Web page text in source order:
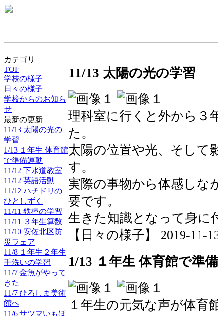
カテゴリ
TOP
学校の様子
日々の様子
学校からのお知ら
せ
最新の更新
11/13 太陽の光の
学習
1/13 １年生 体育館
で準備運動
11/12 下水道教室
11/12 英語活動
11/12 ハチドリの
ひとしずく
11/11 鉄棒の学習
11/11 ３年生算数
11/10 安佐北区防
災フェア
11/8 １年生２年生
手洗いの学習
11/7 金魚がやって
きた
11/7 ひろしま美術
館へ
11/6 サツマいもほ
11/13 太陽の光の学習
理科室に行くと外から３
た。
太陽の位置や光、そして
す。
実際の事物から体感しな
要です。
生きた知識となって身に
【日々の様子】 2019-11-
1/13 １年生 体育館で準
１年生の元気な声が体育